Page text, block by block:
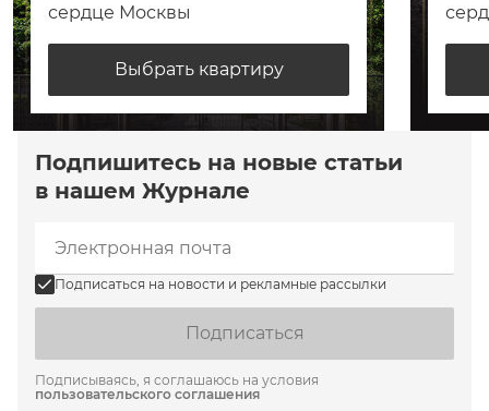
сердце Москвы
Выбрать квартиру
Подпишитесь на новые статьи
в нашем Журнале
Подписаться на новости и рекламные рассылки
Подписаться
Подписываясь, я соглашаюсь на условия
пользовательского соглашения